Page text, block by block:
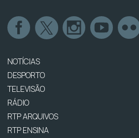
NOTÍCIAS
DESPORTO
TELEVISÃO
RÁDIO
RTP ARQUIVOS
RTP ENSINA